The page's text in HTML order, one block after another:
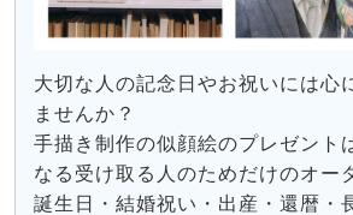
大切な人の記念日やお祝いには心
ませんか？
手描き制作の似顔絵のプレゼント
なる受け取る人のためだけのオー
誕生日・結婚祝い・出産・還暦・